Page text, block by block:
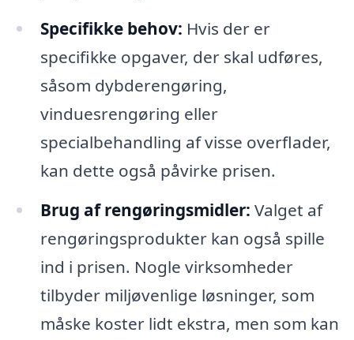
Specifikke behov: Hvis der er
specifikke opgaver, der skal udføres,
såsom dybderengøring,
vinduesrengøring eller
specialbehandling af visse overflader,
kan dette også påvirke prisen.
Brug af rengøringsmidler: Valget af
rengøringsprodukter kan også spille
ind i prisen. Nogle virksomheder
tilbyder miljøvenlige løsninger, som
måske koster lidt ekstra, men som kan